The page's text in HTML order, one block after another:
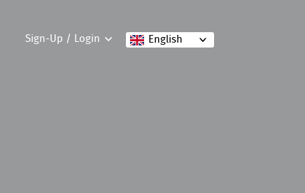
English
Sign-Up / Login